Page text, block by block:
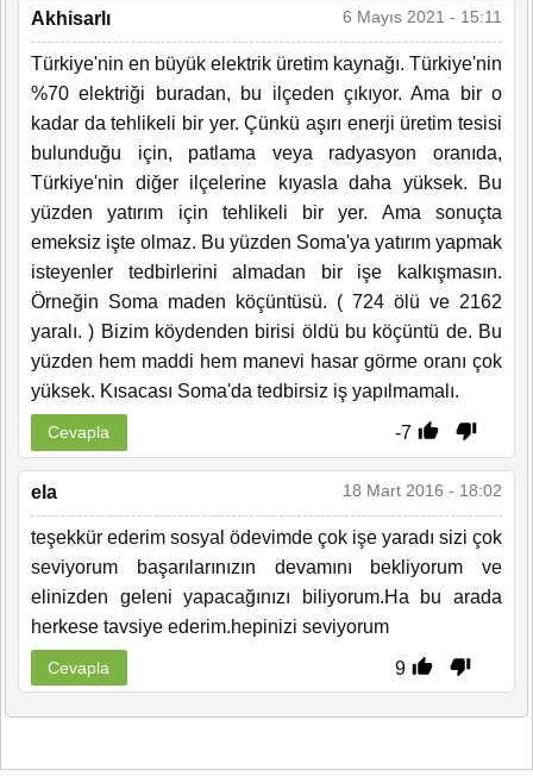
Akhisarlı 6 Mayıs 2021 - 15:11
Türkiye'nin en büyük elektrik üretim kaynağı. Türkiye'nin
%70 elektriği buradan, bu ilçeden çıkıyor. Ama bir o
kadar da tehlikeli bir yer. Çünkü aşırı enerji üretim tesisi
bulunduğu için, patlama veya radyasyon oranıda,
Türkiye'nin diğer ilçelerine kıyasla daha yüksek. Bu
yüzden yatırım için tehlikeli bir yer. Ama sonuçta
emeksiz işte olmaz. Bu yüzden Soma'ya yatırım yapmak
isteyenler tedbirlerini almadan bir işe kalkışmasın.
Örneğin Soma maden köçüntüsü. ( 724 ölü ve 2162
yaralı. ) Bizim köydenden birisi öldü bu köçüntü de. Bu
yüzden hem maddi hem manevi hasar görme oranı çok
yüksek. Kısacası Soma'da tedbirsiz iş yapılmamalı.
-7
Cevapla
ela 18 Mart 2016 - 18:02
teşekkür ederim sosyal ödevimde çok işe yaradı sizi çok
seviyorum başarılarınızın devamını bekliyorum ve
elinizden geleni yapacağınızı biliyorum.Ha bu arada
herkese tavsiye ederim.hepinizi seviyorum
9
Cevapla